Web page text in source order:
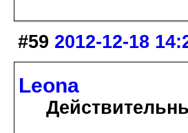
#59 2012-12-18
Leona